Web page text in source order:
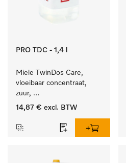
PRO TDC - 1,4 l
Miele TwinDos Care,
vloeibaar concentraat,
zuur,
1,4 l Reinigingsmiddel
doseersysteem.
14,87 € excl. BTW